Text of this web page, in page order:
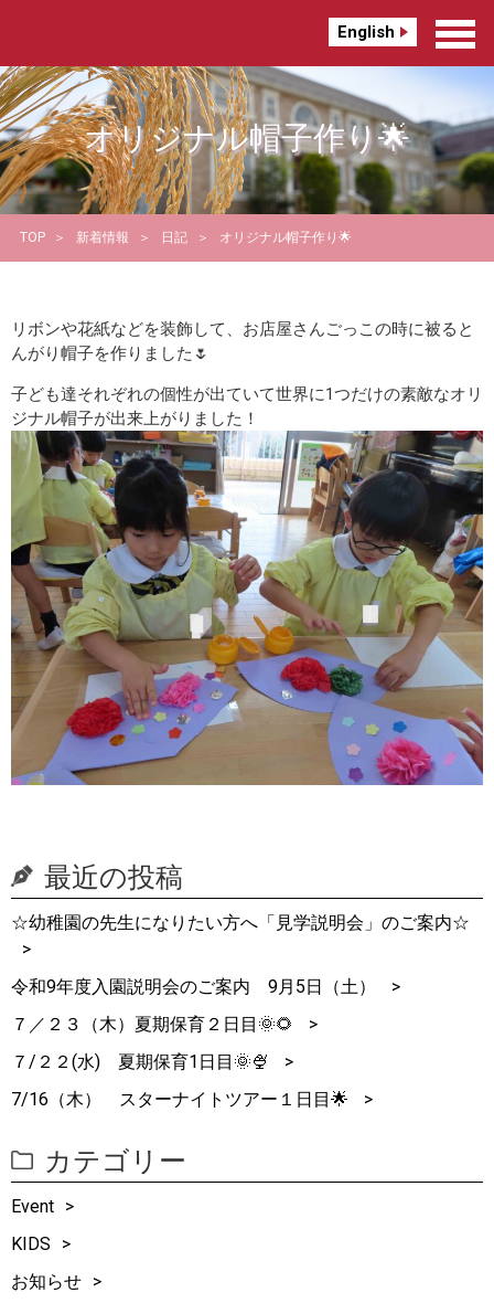
English
オリジナル帽子作り🌟
TOP 新着情報 日記 オリジナル帽子作り🌟
リボンや花紙などを装飾して、お店屋さんごっこの時に被ると
んがり帽子を作りました🌷
子ども達それぞれの個性が出ていて世界に1つだけの素敵なオリ
ジナル帽子が出来上がりました！
最近の投稿
☆幼稚園の先生になりたい方へ「見学説明会」のご案内☆
令和9年度入園説明会のご案内 9月5日（土）
７／２３（木）夏期保育２日目🌞🌻
７/２２(水) 夏期保育1日目🌞🍨
7/16（木） スターナイトツアー１日目🌟
カテゴリー
Event
KIDS
お知らせ